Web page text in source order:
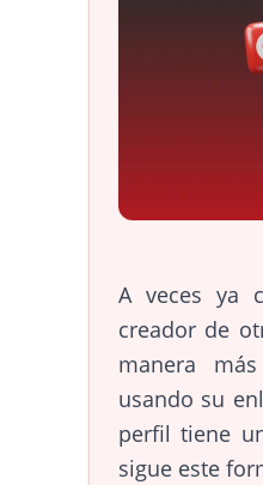
A veces ya
creador de
manera
usando su
perfil tiene
sigue este